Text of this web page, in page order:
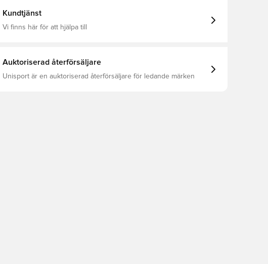
Kundtjänst
Vi finns här för att hjälpa till
Auktoriserad återförsäljare
Unisport är en auktoriserad återförsäljare för ledande märken